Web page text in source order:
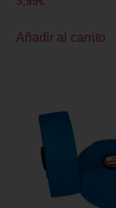
Añadir al carrito